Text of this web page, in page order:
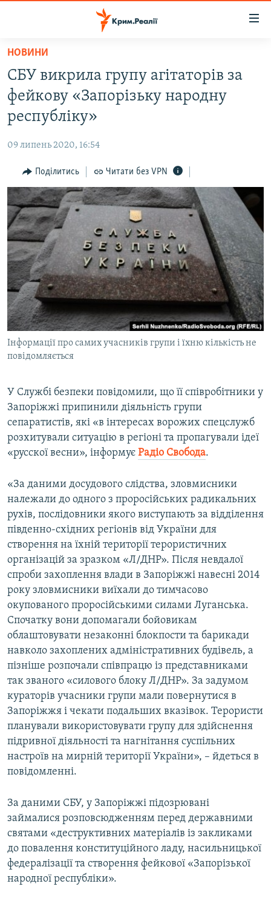
Перейти
основного
матеріалу
Перейти
до
основної
Перейти
до
пошуку
ВОДА.КРИМ
ВІДЕО ТА ФОТО
БЛОГИ
ПОГЛЯД
ІНТЕРВ'Ю
ВСЕ ЗА ДЕНЬ
СПЕЦПРОЕКТИ
ДЕПОРТАЦІЯ
ВІДЕОУРОКИ «ELIFBE»
СВІДЧЕННЯ ОКУПАЦІЇ
УКРАЇНСЬКА ПРОБЛЕМА КРИМУ
ІНФОГРАФІКА
ЯК ОБІЙТИ БЛОКУВАННЯ
Русский
Qırımtatar
ДОЛУЧАЙСЯ!
Усі сайти RFE/RL
НОВИНИ
СБУ викрила групу агітаторів за
фейкову «Запорізьку народну
республіку»
09 липень 2020, 16:54
Поділитись Читати без VPN
Інформації про самих учасників групи і їхню кількість не
повідомляється
У Службі безпеки повідомили, що її співробітники у
Запоріжжі припинили діяльність групи
сепаратистів, які «в інтересах ворожих спецслужб
розхитували ситуацію в регіоні та пропагували ідеї
«русскої весни», інформує Радіо Свобода.
«За даними досудового слідства, зловмисники
належали до одного з проросійських радикальних
рухів, послідовники якого виступають за відділення
південно-східних регіонів від України для
створення на їхній території терористичних
організацій за зразком «Л/ДНР». Після невдалої
спроби захоплення влади в Запоріжжі навесні 2014
року зловмисники виїхали до тимчасово
окупованого проросійськими силами Луганська.
Спочатку вони допомагали бойовикам
облаштовувати незаконні блокпости та барикади
навколо захоплених адміністративних будівель, а
пізніше розпочали співпрацю із представниками
так званого «силового блоку Л/ДНР». За задумом
кураторів учасники групи мали повернутися в
Запоріжжя і чекати подальших вказівок. Терористи
планували використовувати групу для здійснення
підривної діяльності та нагнітання суспільних
настроїв на мирній території України», – йдеться в
повідомленні.
За даними СБУ, у Запоріжжі підозрювані
займалися розповсюдженням перед державними
святами «деструктивних матеріалів із закликами
до повалення конституційного ладу, насильницької
федералізації та створення фейкової «Запорізької
народної республіки».